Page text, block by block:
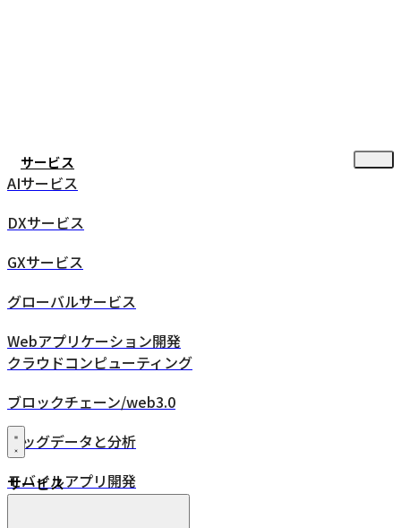
サービス
AIサービス
DXサービス
GXサービス
グローバルサービス
Webアプリケーション開発
クラウドコンピューティング
ブロックチェーン/web3.0
ビッグデータと分析
モバイルアプリ開発
サービス